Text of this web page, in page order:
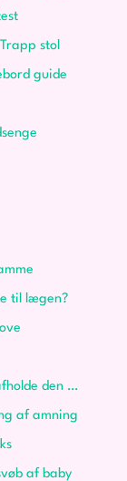
stol
guide
til lægen?
Barnedåb – den ultimative guide til at afholde den perfekte barnedåb
af amning
af baby